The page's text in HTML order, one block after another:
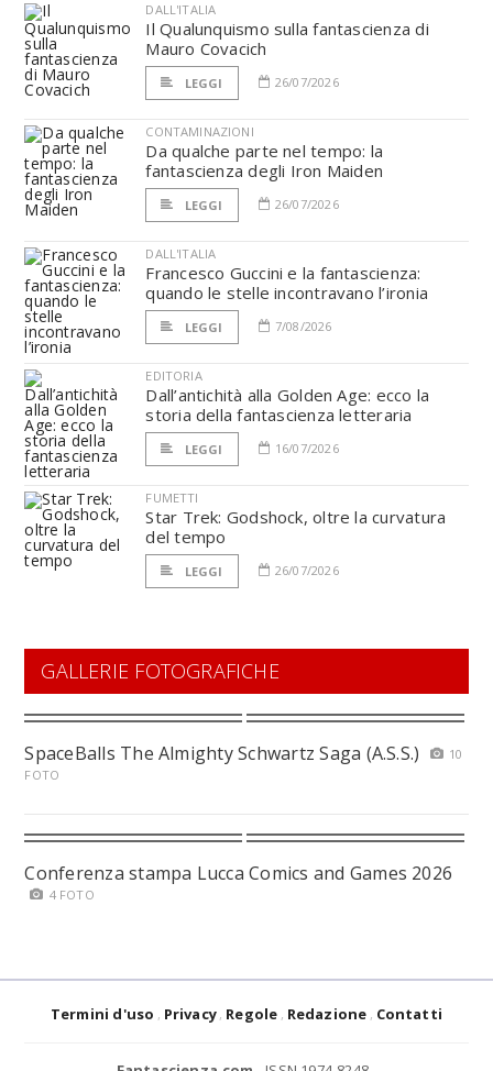
DALL'ITALIA
Il Qualunquismo sulla fantascienza di
Mauro Covacich
LEGGI 26/07/2026
CONTAMINAZIONI
Da qualche parte nel tempo: la
fantascienza degli Iron Maiden
LEGGI 26/07/2026
DALL'ITALIA
Francesco Guccini e la fantascienza:
quando le stelle incontravano l’ironia
LEGGI 7/08/2026
EDITORIA
Dall’antichità alla Golden Age: ecco la
storia della fantascienza letteraria
LEGGI 16/07/2026
FUMETTI
Star Trek: Godshock, oltre la curvatura
del tempo
LEGGI 26/07/2026
GALLERIE FOTOGRAFICHE
SpaceBalls The Almighty Schwartz Saga (A.S.S.)
10
FOTO
Conferenza stampa Lucca Comics and Games 2026
4 FOTO
Termini d'uso Privacy Regole Redazione Contatti